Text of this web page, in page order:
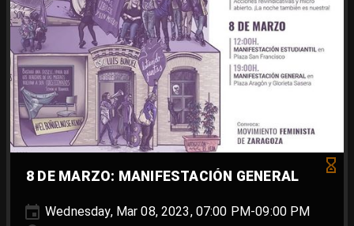
8 DE MARZO: MANIFESTACIÓN GENERAL
Wednesday, Mar 08, 2023, 07:00 PM-09:00 PM